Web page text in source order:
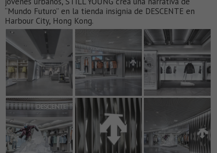
“Mundo Futuro” en la tienda insignia de DESCENTE en
Harbour City, Hong Kong.